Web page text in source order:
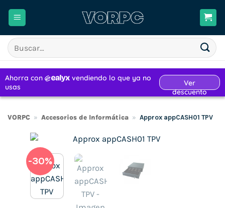
Buscar
por:
VORPC » Accesorios de Informática » Approx appCASH01 TPV
-30%